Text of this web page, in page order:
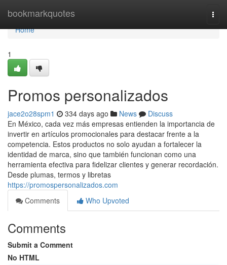
bookmarkquotes
Home
Home
1
Promos personalizados
jace2o28spm1 334 days ago News
Discuss
En México, cada vez más empresas entienden la importancia de
invertir en artículos promocionales para destacar frente a la
competencia. Estos productos no solo ayudan a fortalecer la
identidad de marca, sino que también funcionan como una
herramienta efectiva para fidelizar clientes y generar recordación.
Desde plumas, termos y libretas
https://promospersonalizados.com
Comments
Who Upvoted
Comments
Submit a Comment
No HTML